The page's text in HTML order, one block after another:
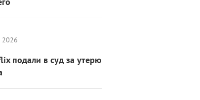
2026
подали в суд за утерю